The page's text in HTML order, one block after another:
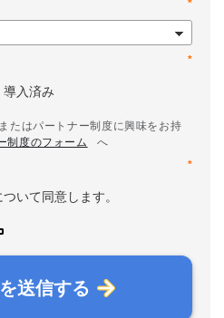
*
*
導入済み
たはパートナー制度に興味をお持
制度のフォーム
へ
*
いて同意します。
送信する